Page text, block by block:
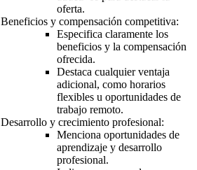
oferta.
Beneficios y compensación competitiva:
Especifica claramente los
beneficios y la compensación
ofrecida.
Destaca cualquier ventaja
adicional, como horarios
flexibles u oportunidades de
trabajo remoto.
Desarrollo y crecimiento profesional:
Menciona oportunidades de
aprendizaje y desarrollo
profesional.